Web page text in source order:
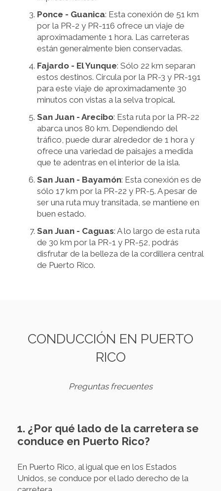
Ponce - Guanica: Esta conexión de 51 km
por la PR-2 y PR-116 ofrece un viaje de
aproximadamente 1 hora. Las carreteras
están generalmente bien conservadas.
Fajardo - El Yunque: Sólo 22 km separan
estos destinos. Circula por la PR-3 y PR-191
para este viaje de aproximadamente 30
minutos con vistas a la selva tropical.
San Juan - Arecibo: Esta ruta por la PR-22
abarca unos 80 km. Dependiendo del
tráfico, puede durar alrededor de 1 hora y
ofrece una variedad de paisajes a medida
que te adentras en el interior de la isla.
San Juan - Bayamón: Esta conexión es de
sólo 17 km por la PR-22 y PR-5. A pesar de
ser una ruta muy transitada, se mantiene en
buen estado.
San Juan - Caguas: A lo largo de esta ruta
de 30 km por la PR-1 y PR-52, podrás
disfrutar de la belleza de la cordillera central
de Puerto Rico.
CONDUCCIÓN EN PUERTO
RICO
Preguntas frecuentes
1. ¿Por qué lado de la carretera se
conduce en Puerto Rico?
En Puerto Rico, al igual que en los Estados
Unidos, se conduce por el lado derecho de la